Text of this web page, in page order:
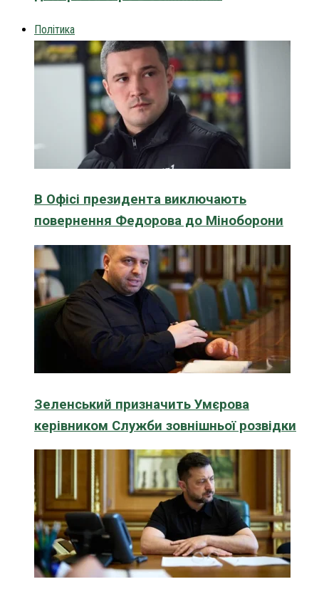
Політика
В Офісі президента виключають
повернення Федорова до Міноборони
Зеленський призначить Умєрова
керівником Служби зовнішньої розвідки